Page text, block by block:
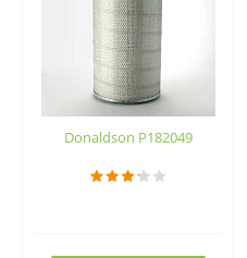
Donaldson P182049